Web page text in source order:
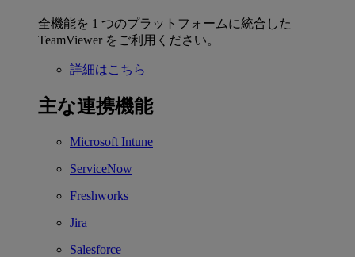
全機能を 1 つのプラットフォームに統合した
TeamViewer をご利用ください。
詳細はこちら
主な連携機能
Microsoft Intune
ServiceNow
Freshworks
Jira
Salesforce